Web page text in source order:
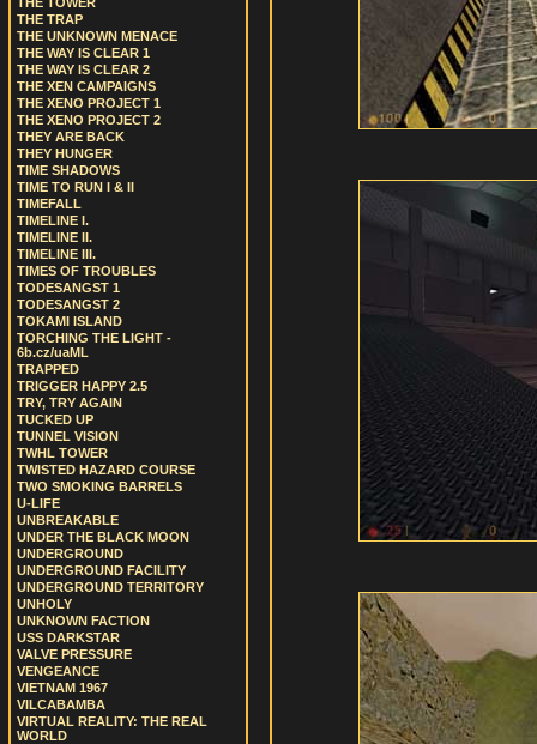
THE TRAP
THE UNKNOWN MENACE
THE WAY IS CLEAR 1
THE WAY IS CLEAR 2
THE XEN CAMPAIGNS
THE XENO PROJECT 1
THE XENO PROJECT 2
THEY ARE BACK
THEY HUNGER
TIME SHADOWS
TIME TO RUN I & II
TIMEFALL
TIMELINE I.
TIMELINE II.
TIMELINE III.
TIMES OF TROUBLES
TODESANGST 1
TODESANGST 2
TOKAMI ISLAND
TORCHING THE LIGHT -
6b.cz/uaML
TRAPPED
TRIGGER HAPPY 2.5
TRY, TRY AGAIN
TUCKED UP
TUNNEL VISION
TWHL TOWER
TWISTED HAZARD COURSE
TWO SMOKING BARRELS
U-LIFE
UNBREAKABLE
UNDER THE BLACK MOON
UNDERGROUND
UNDERGROUND FACILITY
UNDERGROUND TERRITORY
UNHOLY
UNKNOWN FACTION
USS DARKSTAR
VALVE PRESSURE
VENGEANCE
VIETNAM 1967
VILCABAMBA
VIRTUAL REALITY: THE REAL
WORLD